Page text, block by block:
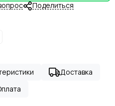
Поделиться
Доставка